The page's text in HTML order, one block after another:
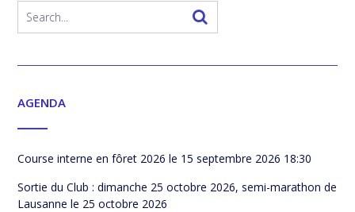
AGENDA
Course interne en fôret 2026 le 15 septembre 2026 18:30
Sortie du Club : dimanche 25 octobre 2026, semi-marathon de
Lausanne le 25 octobre 2026